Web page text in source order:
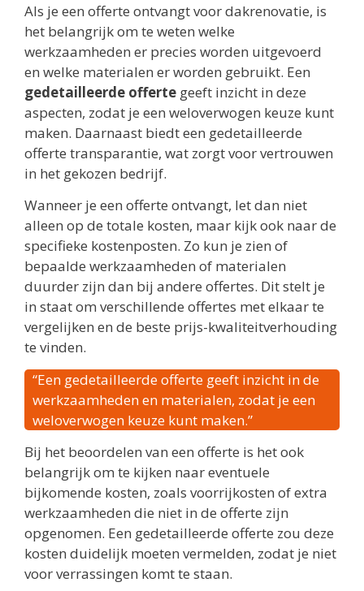
Als je een offerte ontvangt voor dakrenovatie, is
het belangrijk om te weten welke
werkzaamheden er precies worden uitgevoerd
en welke materialen er worden gebruikt. Een
gedetailleerde offerte geeft inzicht in deze
aspecten, zodat je een weloverwogen keuze kunt
maken. Daarnaast biedt een gedetailleerde
offerte transparantie, wat zorgt voor vertrouwen
in het gekozen bedrijf.
Wanneer je een offerte ontvangt, let dan niet
alleen op de totale kosten, maar kijk ook naar de
specifieke kostenposten. Zo kun je zien of
bepaalde werkzaamheden of materialen
duurder zijn dan bij andere offertes. Dit stelt je
in staat om verschillende offertes met elkaar te
vergelijken en de beste prijs-kwaliteitverhouding
te vinden.
“Een gedetailleerde offerte geeft inzicht in de
werkzaamheden en materialen, zodat je een
weloverwogen keuze kunt maken.”
Bij het beoordelen van een offerte is het ook
belangrijk om te kijken naar eventuele
bijkomende kosten, zoals voorrijkosten of extra
werkzaamheden die niet in de offerte zijn
opgenomen. Een gedetailleerde offerte zou deze
kosten duidelijk moeten vermelden, zodat je niet
voor verrassingen komt te staan.